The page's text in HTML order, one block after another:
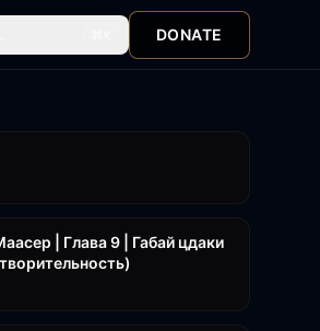
DONATE
| Глава 9 | Габай цдаки